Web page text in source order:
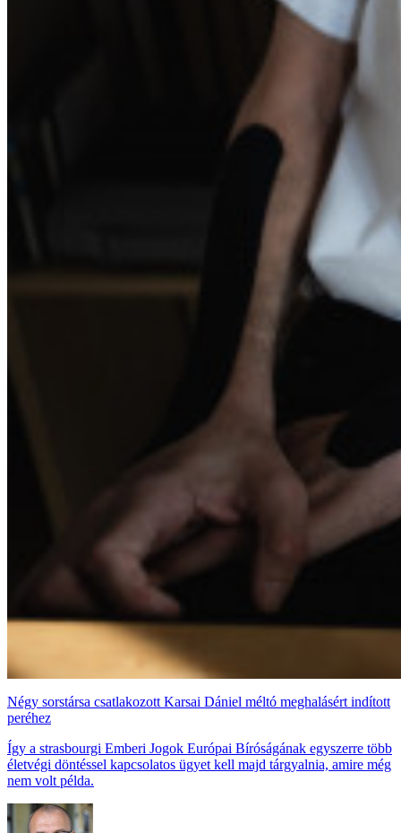
Négy sorstársa csatlakozott Karsai Dániel méltó meghalásért indított
peréhez
Így a strasbourgi Emberi Jogok Európai Bíróságának egyszerre több
életvégi döntéssel kapcsolatos ügyet kell majd tárgyalnia, amire még
nem volt példa.